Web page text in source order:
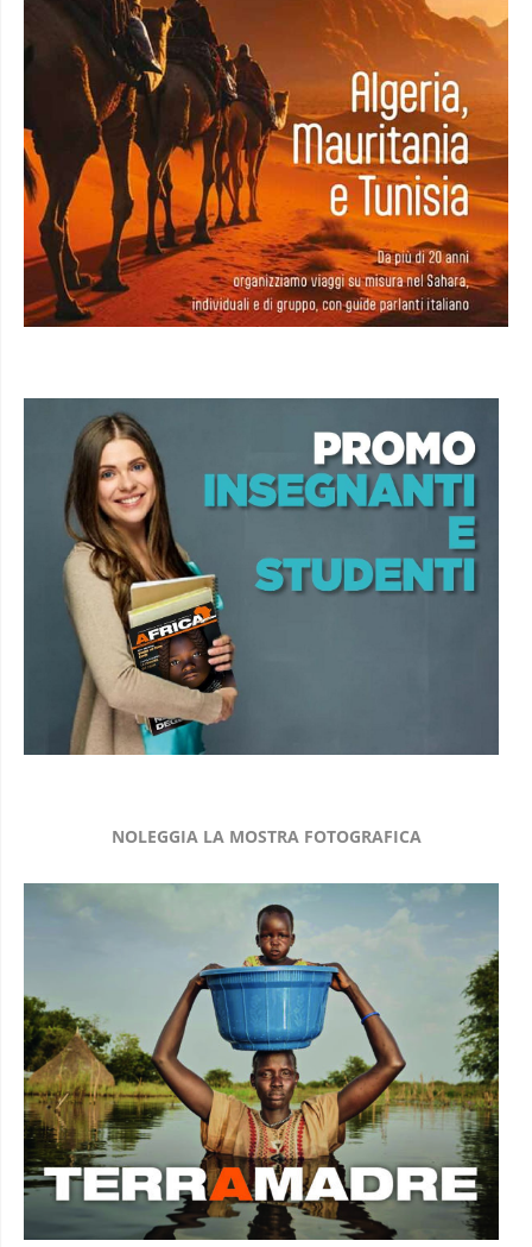
NOLEGGIA LA MOSTRA FOTOGRAFICA